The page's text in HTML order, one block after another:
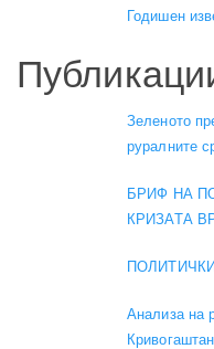
Годишен
Зеленото
руралните
БРИФ НА
КРИЗАТА
Анализа на